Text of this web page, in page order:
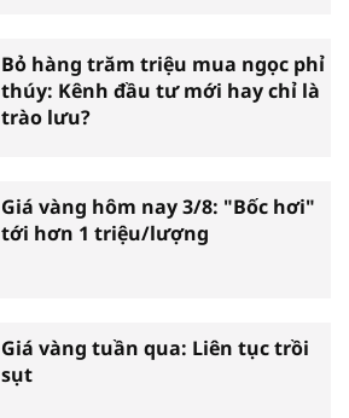
Bỏ hàng trăm triệu mua ngọc phỉ
thúy: Kênh đầu tư mới hay chỉ là
trào lưu?
Giá vàng hôm nay 3/8: "Bốc hơi"
tới hơn 1 triệu/lượng
Giá vàng tuần qua: Liên tục trồi
sụt